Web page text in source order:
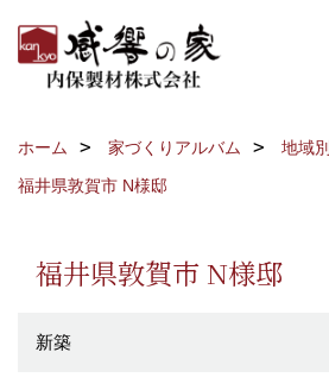
ホーム 家づくりアルバム 地域別
福井県敦賀市 N様邸
福井県敦賀市 N様邸
新築